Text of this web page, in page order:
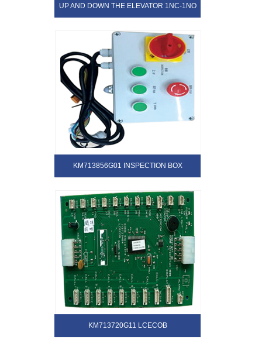
UP AND DOWN THE ELEVATOR 1NC-1NO
KM713856G01 INSPECTION BOX
KM713720G11 LCECOB